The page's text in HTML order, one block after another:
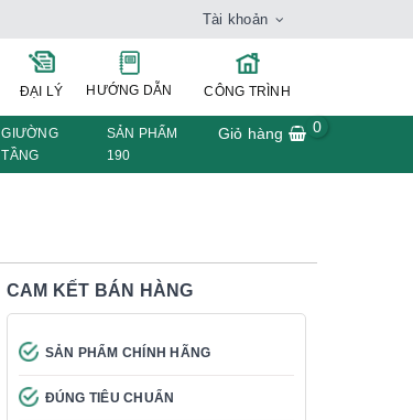
Tài khoản
ĐẠI LÝ HƯỚNG DẪN CÔNG TRÌNH
GIƯỜNG
TẦNG
SẢN PHẨM
190
Giỏ hàng 0
CAM KẾT BÁN HÀNG
SẢN PHẨM CHÍNH HÃNG
ĐÚNG TIÊU CHUẨN